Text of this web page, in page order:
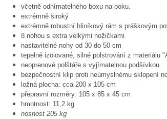
včetně odnímatelného boxu na boku.
extrémně široký
extrémně robustní hliníkový rám s práškovým
8 nohou s extra velkými nožičkami
nastavitelné nohy od 30 do 50 cm
tepelně izolované, silné polstrování z materiálu
neoprenové polštáře s vyjímatelnou podšívkou
bezpečnostní klip proti neúmyslnému sklopení
ložná plocha: cca 200 x 105 cm
přepravní rozměry: 105 x 85 x 45 cm
hmotnost: 11,2 kg
nosnost 205 kg